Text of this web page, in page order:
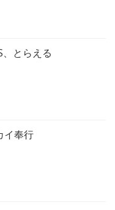
、とらえる
イ奉行